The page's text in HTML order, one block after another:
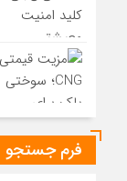
فرم جستجو